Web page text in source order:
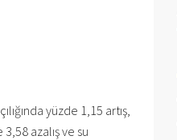
yüzde 1,15 artış,
azalış ve su